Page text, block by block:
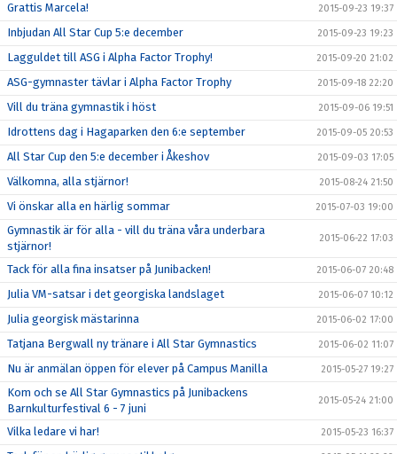
Grattis Marcela! 2015-09-23 19:37
Inbjudan All Star Cup 5:e december 2015-09-23 19:23
Lagguldet till ASG i Alpha Factor Trophy! 2015-09-20 21:02
ASG-gymnaster tävlar i Alpha Factor Trophy 2015-09-18 22:20
Vill du träna gymnastik i höst 2015-09-06 19:51
Idrottens dag i Hagaparken den 6:e september 2015-09-05 20:53
All Star Cup den 5:e december i Åkeshov 2015-09-03 17:05
Välkomna, alla stjärnor! 2015-08-24 21:50
Vi önskar alla en härlig sommar 2015-07-03 19:00
Gymnastik är för alla - vill du träna våra underbara
stjärnor!
2015-06-22 17:03
Tack för alla fina insatser på Junibacken! 2015-06-07 20:48
Julia VM-satsar i det georgiska landslaget 2015-06-07 10:12
Julia georgisk mästarinna 2015-06-02 17:00
Tatjana Bergwall ny tränare i All Star Gymnastics 2015-06-02 11:07
Nu är anmälan öppen för elever på Campus Manilla 2015-05-27 19:27
Kom och se All Star Gymnastics på Junibackens
Barnkulturfestival 6 - 7 juni
2015-05-24 21:00
Vilka ledare vi har! 2015-05-23 16:37